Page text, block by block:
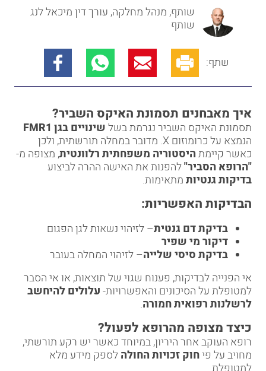
שותף, מנהל מחלקה, עורך דין מיכאל לנג
שותף
שתף:
איך מאבחנים תסמונת האיקס השביר?
תסמונת האיקס השביר נגרמת בשלשינויים בגןFMR1
הנמצא על כרומוזום X. מדובר במחלה תורשתית, ולכן
כאשר קיימתהיסטוריה משפחתית רלוונטית, מצופה מ-
"הרופא הסביר"להפנות את האישה ההרה לביצוע
בדיקות גנטיותמתאימות.
הבדיקות האפשריות:
בדיקת דם גנטית– לזיהוי נשאות לגן הפגום
דיקור מי שפיר
בדיקת סיסי שלייה– לזיהוי המחלה בעובר
אי הפנייה לבדיקות, פענוח שגוי של תוצאות, או אי הסבר
למטופלת על הסיכונים והאפשרויות-עלולים להיחשב
לרשלנות רפואית חמורה.
כיצד מצופה מהרופא לפעול?
רופא העוקב אחר היריון, במיוחד כאשר יש רקע תורשתי,
מחויב על פיחוק זכויות החולהלספק מידע מלא